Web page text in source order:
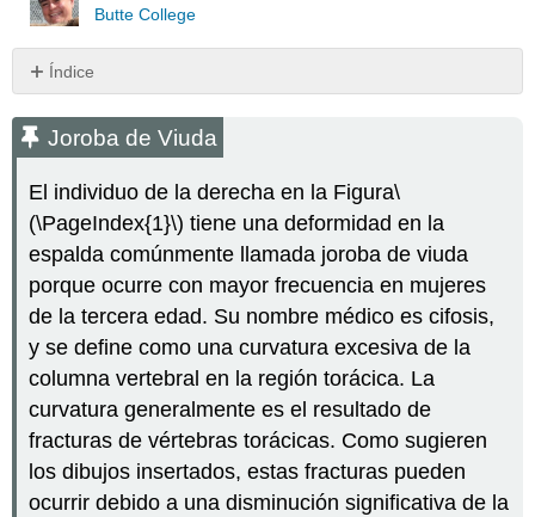
Butte College
Índice
de
Trastornos
comunes
del
sistema
esquelético
La
osteoporosis
en
la
Masa
con
la
Joroba de Viuda
El individuo de la derecha en la Figura\
(\PageIndex{1}\) tiene una deformidad en la
espalda comúnmente llamada joroba de viuda
porque ocurre con mayor frecuencia en mujeres
de la tercera edad. Su nombre médico es cifosis,
y se define como una curvatura excesiva de la
columna vertebral en la región torácica. La
curvatura generalmente es el resultado de
fracturas de vértebras torácicas. Como sugieren
los dibujos insertados, estas fracturas pueden
ocurrir debido a una disminución significativa de la